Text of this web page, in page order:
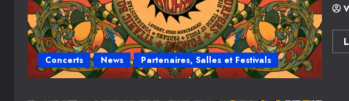
Concerts News Partenaires, Salles et Festivals